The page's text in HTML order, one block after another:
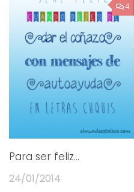
4
Para ser feliz…
24/01/2014